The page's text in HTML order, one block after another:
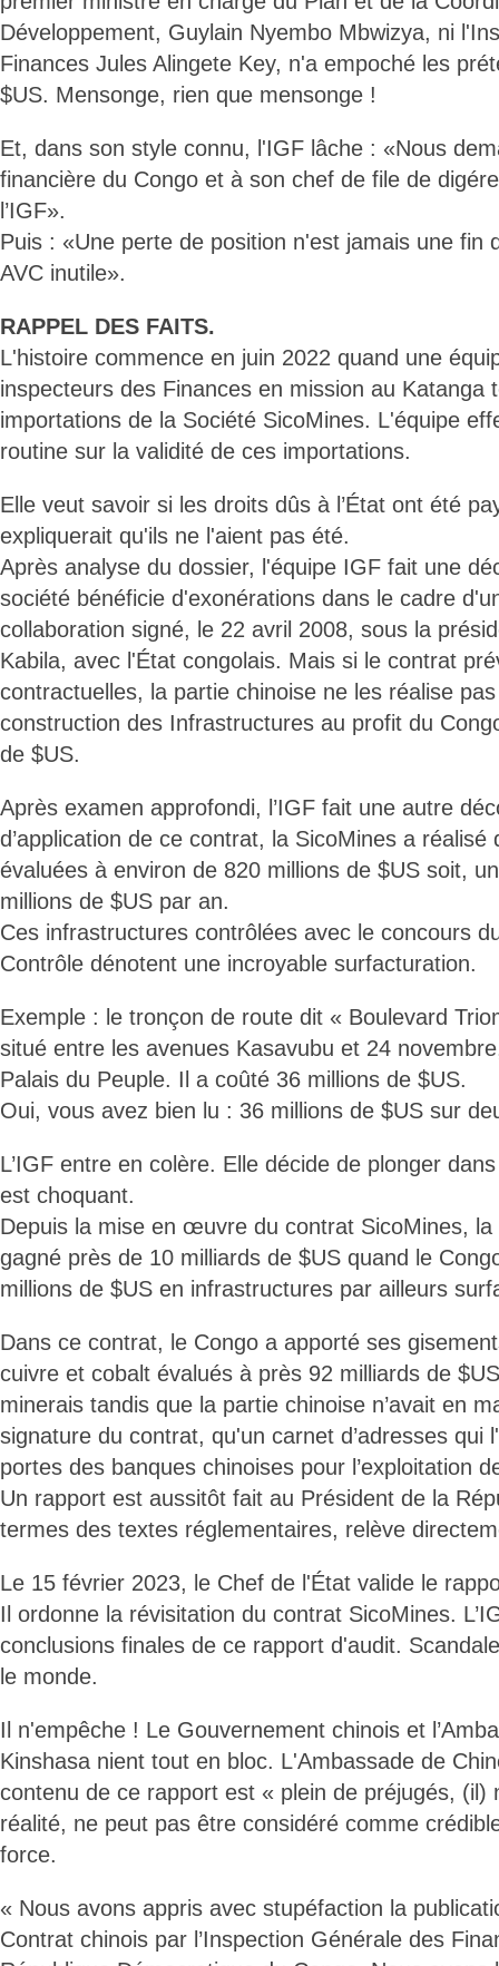
Développement, Guylain Nyembo Mbwizya, ni
Finances Jules Alingete Key, n'a empoché les
$US. Mensonge, rien que mensonge !
Et, dans son style connu, l'IGF lâche : «Nous
financière du Congo et à son chef de file de
l’IGF».
Puis : «Une perte de position n'est jamais une fin
AVC inutile».
RAPPEL DES FAITS.
L'histoire commence en juin 2022 quand une
inspecteurs des Finances en mission au Katanga
importations de la Société SicoMines. L'équipe
routine sur la validité de ces importations.
Elle veut savoir si les droits dûs à l’État ont été
expliquerait qu'ils ne l'aient pas été.
Après analyse du dossier, l'équipe IGF fait une
société bénéficie d'exonérations dans le cadre
collaboration signé, le 22 avril 2008, sous la
Kabila, avec l'État congolais. Mais si le contrat
contractuelles, la partie chinoise ne les réalise
construction des Infrastructures au profit du
de $US.
Après examen approfondi, l’IGF fait une autre
d’application de ce contrat, la SicoMines a
évaluées à environ de 820 millions de $US soit,
millions de $US par an.
Ces infrastructures contrôlées avec le concours
Contrôle dénotent une incroyable surfacturation.
Exemple : le tronçon de route dit « Boulevard
situé entre les avenues Kasavubu et 24
Palais du Peuple. Il a coûté 36 millions de $US.
Oui, vous avez bien lu : 36 millions de $US sur
L’IGF entre en colère. Elle décide de plonger
est choquant.
Depuis la mise en œuvre du contrat SicoMines, la
gagné près de 10 milliards de $US quand le
millions de $US en infrastructures par ailleurs
Dans ce contrat, le Congo a apporté ses
cuivre et cobalt évalués à près 92 milliards de
minerais tandis que la partie chinoise n’avait en
signature du contrat, qu'un carnet d’adresses qui
portes des banques chinoises pour l’exploitation
Un rapport est aussitôt fait au Président de la
termes des textes réglementaires, relève
Le 15 février 2023, le Chef de l'État valide le
Il ordonne la révisitation du contrat SicoMines.
conclusions finales de ce rapport d'audit.
le monde.
Il n'empêche ! Le Gouvernement chinois et
Kinshasa nient tout en bloc. L'Ambassade de
contenu de ce rapport est « plein de préjugés, (il)
réalité, ne peut pas être considéré comme
force.
« Nous avons appris avec stupéfaction la
Contrat chinois par l’Inspection Générale des